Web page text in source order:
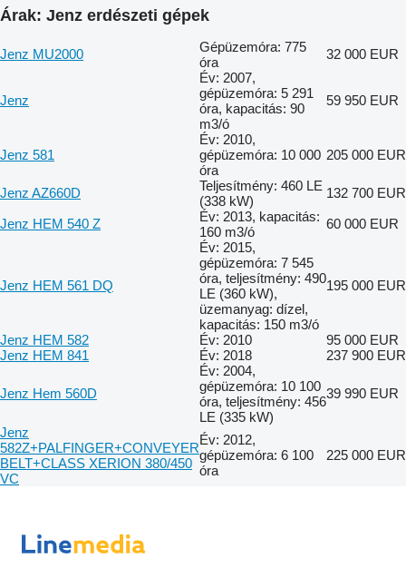
Árak: Jenz erdészeti gépek
Jenz MU2000
Gépüzemóra: 775
óra
32 000 EUR
Jenz
Év: 2007,
gépüzemóra: 5 291
óra, kapacitás: 90
m3/ó
59 950 EUR
Jenz 581
Év: 2010,
gépüzemóra: 10 000
óra
205 000 EUR
Jenz AZ660D
Teljesítmény: 460 LE
(338 kW)
132 700 EUR
Jenz HEM 540 Z
Év: 2013, kapacitás:
160 m3/ó
60 000 EUR
Jenz HEM 561 DQ
Év: 2015,
gépüzemóra: 7 545
óra, teljesítmény: 490
LE (360 kW),
üzemanyag: dízel,
kapacitás: 150 m3/ó
195 000 EUR
Jenz HEM 582 Év: 2010
95 000 EUR
Jenz HEM 841
Év: 2018 237 900 EUR
Jenz Hem 560D
Év: 2004,
gépüzemóra: 10 100
óra, teljesítmény: 456
LE (335 kW)
39 990 EUR
Jenz
582Z+PALFINGER+CONVEYER
BELT+CLASS XERION 380/450
VC
Év: 2012,
gépüzemóra: 6 100
óra
225 000 EUR